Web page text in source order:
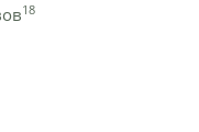
18